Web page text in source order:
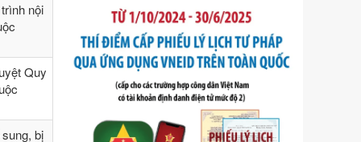
nội
Quy
bị
Số kí hiệu:292/2026/NĐ-CP
Tên: Nghị định số 292/2026/NĐ-CP
của Chính phủ: Quy định chi tiết một
số điều và biện pháp để tổ chức,
hướng dẫn thi hành Luật Quản lý
ngoại thương
Ngày ban hành: 21/07/2026